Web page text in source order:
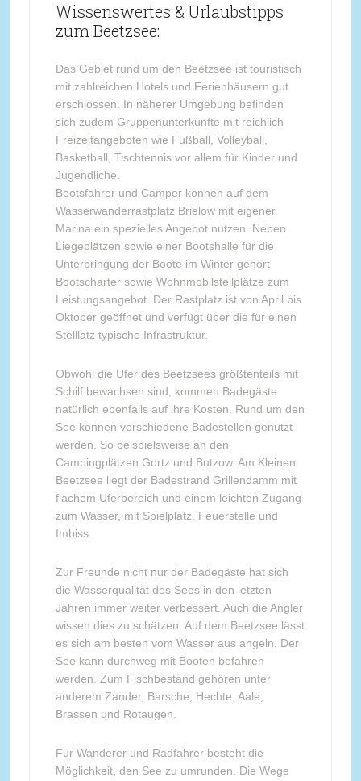
Wissenswertes & Urlaubstipps
zum Beetzsee:
Das Gebiet rund um den Beetzsee ist touristisch
mit zahlreichen Hotels und Ferienhäusern gut
erschlossen. In näherer Umgebung befinden
sich zudem Gruppenunterkünfte mit reichlich
Freizeitangeboten wie Fußball, Volleyball,
Basketball, Tischtennis vor allem für Kinder und
Jugendliche.
Bootsfahrer und Camper können auf dem
Wasserwanderrastplatz Brielow mit eigener
Marina ein spezielles Angebot nutzen. Neben
Liegeplätzen sowie einer Bootshalle für die
Unterbringung der Boote im Winter gehört
Bootscharter sowie Wohnmobilstellplätze zum
Leistungsangebot. Der Rastplatz ist von April bis
Oktober geöffnet und verfügt über die für einen
Stelllatz typische Infrastruktur.
Obwohl die Ufer des Beetzsees größtenteils mit
Schilf bewachsen sind, kommen Badegäste
natürlich ebenfalls auf ihre Kosten. Rund um den
See können verschiedene Badestellen genutzt
werden. So beispielsweise an den
Campingplätzen Gortz und Butzow. Am Kleinen
Beetzsee liegt der Badestrand Grillendamm mit
flachem Uferbereich und einem leichten Zugang
zum Wasser, mit Spielplatz, Feuerstelle und
Imbiss.
Zur Freunde nicht nur der Badegäste hat sich
die Wasserqualität des Sees in den letzten
Jahren immer weiter verbessert. Auch die Angler
wissen dies zu schätzen. Auf dem Beetzsee lässt
es sich am besten vom Wasser aus angeln. Der
See kann durchweg mit Booten befahren
werden. Zum Fischbestand gehören unter
anderem Zander, Barsche, Hechte, Aale,
Brassen und Rotaugen.
Für Wanderer und Radfahrer besteht die
Möglichkeit, den See zu umrunden. Die Wege